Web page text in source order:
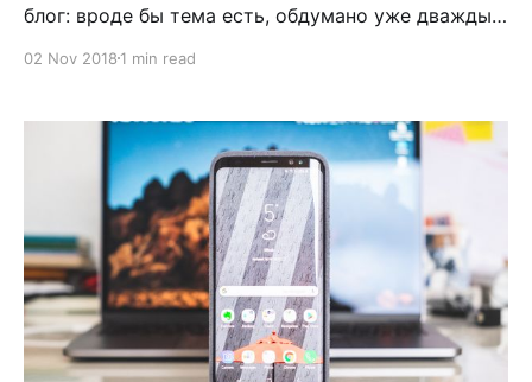
блог: вроде бы тема есть, обдумано уже дважды,
нападает. В такие моменты хочется почитать
блогер. Если вам кажется, что такой профессии
нет, то вы глубоко заблуждаетесь. Книга “Блог на
02 Nov 2018 1 min read